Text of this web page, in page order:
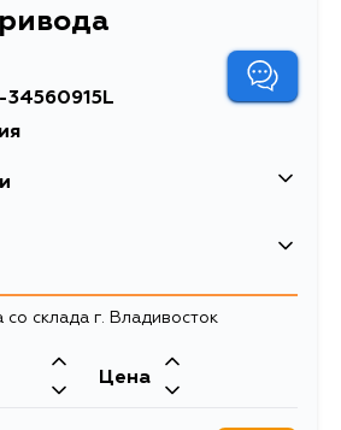
34560915L
0.03
Двигатель
NCP31,
со склада г. Владивосток
Цена